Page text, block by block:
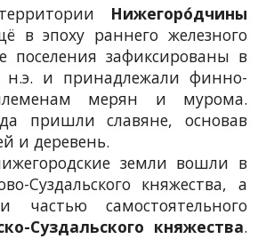
Нижегоро́дчины
в эпоху раннего железного
поселения зафиксированы в
н.э. и принадлежали финно-
мерян и мурома.
пришли славяне, основав
и деревень.
земли вошли в
Суздальского княжества, а
частью самостоятельного
Суздальского княжества.